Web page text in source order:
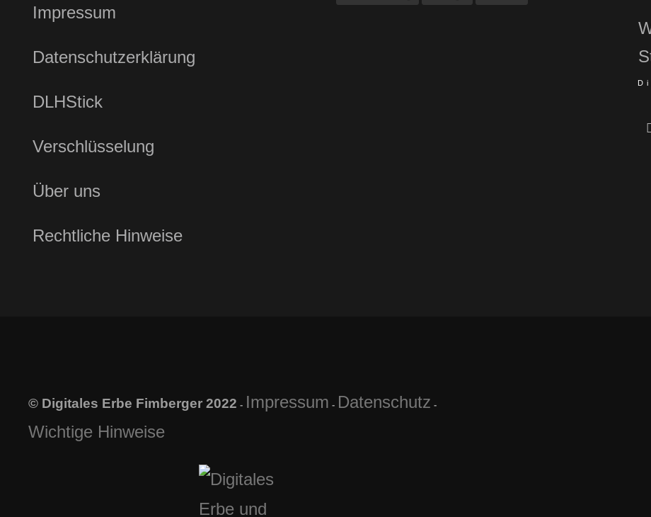
Impressum
Datenschutzerklärung
DLHStick
Verschlüsselung
Über uns
Rechtliche Hinweise
© Digitales Erbe Fimberger 2022 - Impressum - Datenschutz -
Wichtige Hinweise